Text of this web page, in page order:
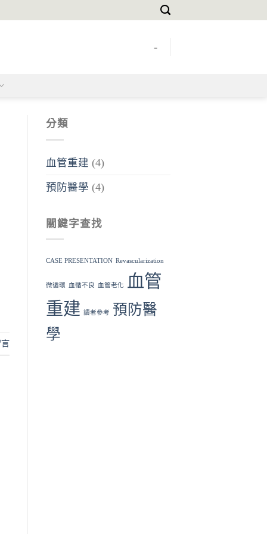
-
分類
血管重建 (4)
預防醫學 (4)
關鍵字查找
CASE PRESENTATION Revascularization
微循環 血循不良 血管老化
血管
重建 讀者參考
預防醫
學